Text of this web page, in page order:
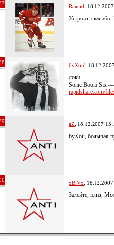
Rancid ,
Устроит,
6yXou' ,
лови
Sonic Boom Six
rapidshare.com/
aZ , 18.12.2007
6yXou, большая
xBIVx ,
Залейте, плиз,